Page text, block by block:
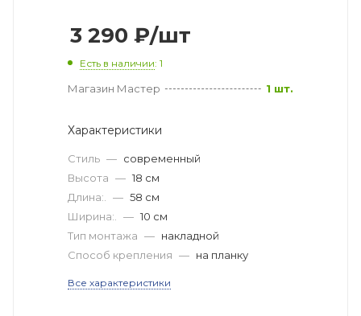
3 290 ₽/шт
Есть в наличии: 1
Магазин Мастер 1 шт.
Характеристики
Стиль — современный
Высота — 18 см
Длина:.
— 58 см
Ширина:.
— 10 см
Тип монтажа — накладной
Способ крепления — на планку
Все характеристики